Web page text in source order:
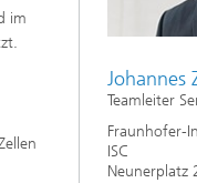
im
Johannes
Teamleiter
Fraunhofer-
ISC
Neunerplatz